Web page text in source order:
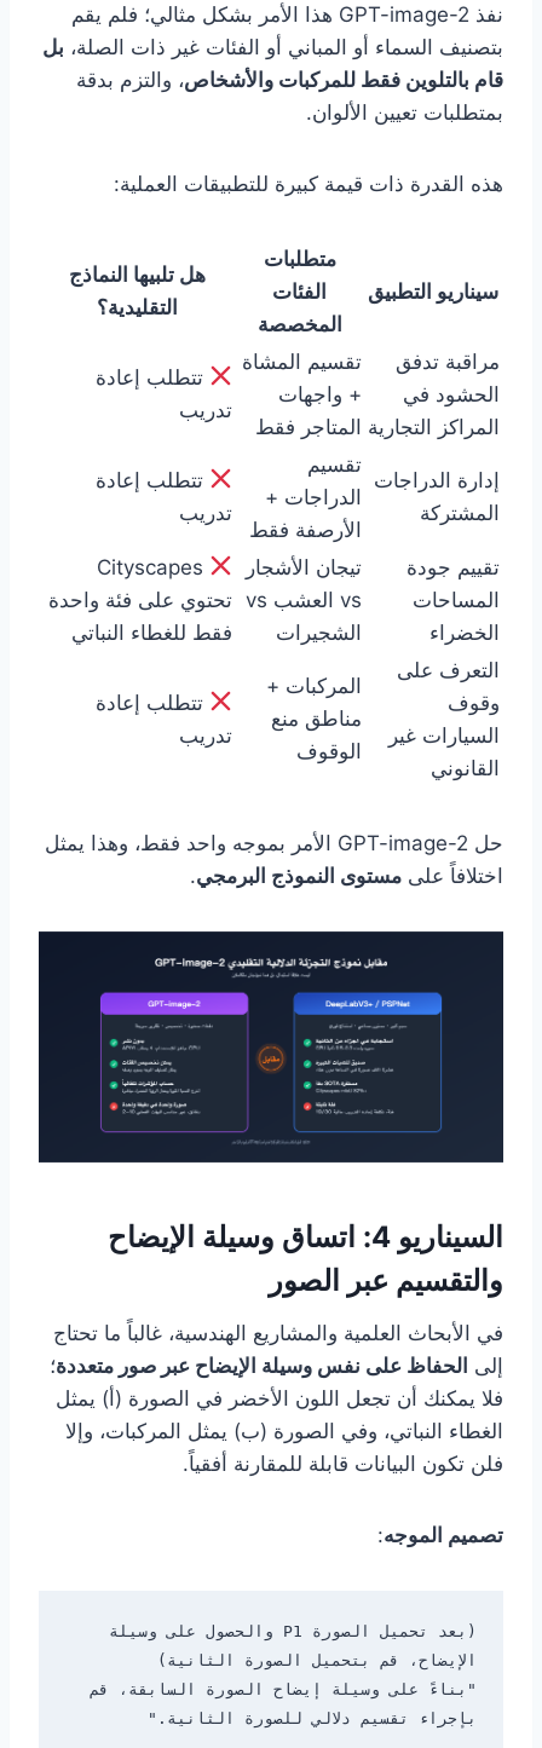
نفذ GPT-image-2 هذا الأمر بشكل مثالي؛ فلم يقم
بتصنيف السماء أو المباني أو الفئات غير ذات الصلة، بل
قام بالتلوين فقط للمركبات والأشخاص، والتزم بدقة
بمتطلبات تعيين الألوان.
هذه القدرة ذات قيمة كبيرة للتطبيقات العملية:
سيناريو التطبيق
متطلبات
الفئات
المخصصة
هل تلبيها النماذج
التقليدية؟
مراقبة تدفق
الحشود في
المراكز التجارية
تقسيم المشاة
+ واجهات
المتاجر فقط
تتطلب إعادة
تدريب
إدارة الدراجات
المشتركة
تقسيم
الدراجات +
الأرصفة فقط
تتطلب إعادة
تدريب
تقييم جودة
المساحات
الخضراء
تيجان الأشجار
vs العشب vs
الشجيرات
Cityscapes
تحتوي على فئة واحدة
فقط للغطاء النباتي
التعرف على
وقوف
السيارات غير
القانوني
المركبات +
مناطق منع
الوقوف
تتطلب إعادة
تدريب
حل GPT-image-2 الأمر بموجه واحد فقط، وهذا يمثل
اختلافاً على مستوى النموذج البرمجي.
السيناريو 4: اتساق وسيلة الإيضاح
والتقسيم عبر الصور
في الأبحاث العلمية والمشاريع الهندسية، غالباً ما تحتاج
إلى الحفاظ على نفس وسيلة الإيضاح عبر صور متعددة؛
فلا يمكنك أن تجعل اللون الأخضر في الصورة (أ) يمثل
الغطاء النباتي، وفي الصورة (ب) يمثل المركبات، وإلا
فلن تكون البيانات قابلة للمقارنة أفقياً.
تصميم الموجه:
بإجراء تقسيم دلالي للصورة الثانية."